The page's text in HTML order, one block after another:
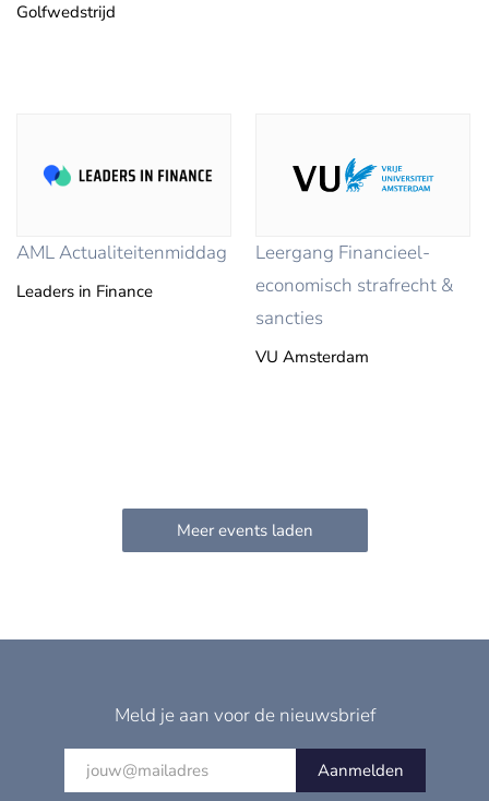
Golfwedstrijd
AML Actualiteitenmiddag
Leaders in Finance
Leergang Financieel-
economisch strafrecht &
sancties
VU Amsterdam
Meld je aan voor de nieuwsbrief
Aanmelden